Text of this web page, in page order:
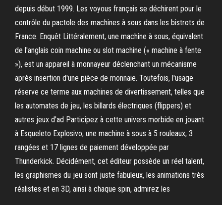
depuis début 1999. Les voyous français se déchirent pour le
contrôle du pactole des machines à sous dans les bistrots de
France. Enquêt Littéralement, une machine à sous, équivalent
de l'anglais coin machine ou slot machine (« machine à fente
»), est un appareil à monnayeur déclenchant un mécanisme
après insertion d'une pièce de monnaie. Toutefois, l'usage
réserve ce terme aux machines de divertissement, telles que
les automates de jeu, les billards électriques (flippers) et
autres jeux d'ad Participez à cette univers morbide en jouant
à Esqueleto Explosivo, une machine à sous à 5 rouleaux, 3
rangées et 17 lignes de paiement développée par
Thunderkick. Décidément, cet éditeur possède un réel talent,
les graphismes du jeu sont juste fabuleux, les animations très
réalistes et en 3D, ainsi à chaque spin, admirez les